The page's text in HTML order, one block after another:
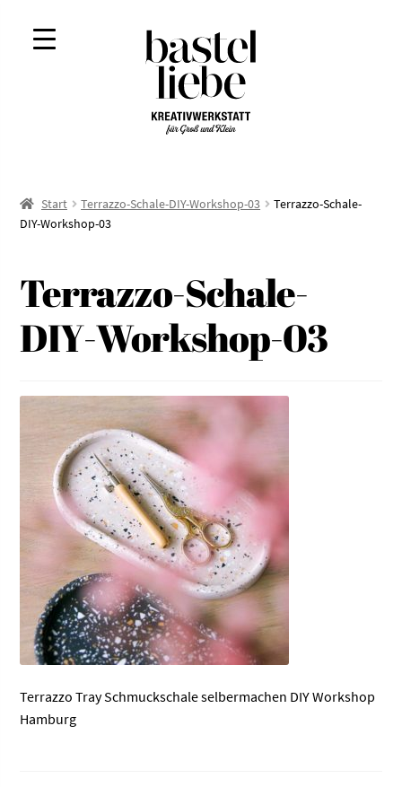
Zur
Navigation
springen
Zum
Inhalt
springen
Start Terrazzo-Schale-DIY-Workshop-03
Terrazzo-Schale-
DIY-Workshop-03
Terrazzo-Schale-
DIY-Workshop-03
Terrazzo Tray Schmuckschale selbermachen DIY Workshop
Hamburg